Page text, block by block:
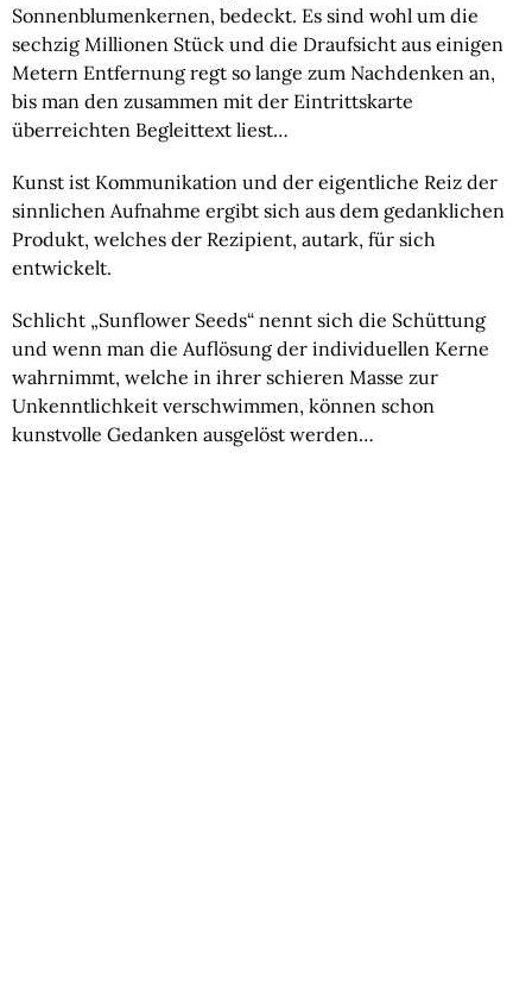
Sonnenblumenkernen, bedeckt. Es sind wohl um die
sechzig Millionen Stück und die Draufsicht aus einigen
Metern Entfernung regt so lange zum Nachdenken an,
bis man den zusammen mit der Eintrittskarte
überreichten Begleittext liest…
Kunst ist Kommunikation und der eigentliche Reiz der
sinnlichen Aufnahme ergibt sich aus dem gedanklichen
Produkt, welches der Rezipient, autark, für sich
entwickelt.
Schlicht „Sunflower Seeds“ nennt sich die Schüttung
und wenn man die Auflösung der individuellen Kerne
wahrnimmt, welche in ihrer schieren Masse zur
Unkenntlichkeit verschwimmen, können schon
kunstvolle Gedanken ausgelöst werden…